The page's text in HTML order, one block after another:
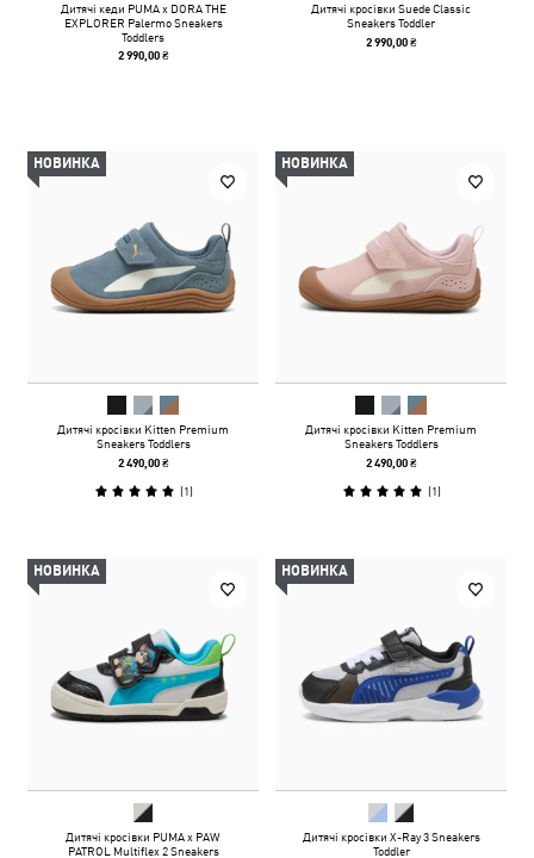
Дитячі кеди PUMA x DORA THE
EXPLORER Palermo Sneakers
Toddlers
2 990,00 ₴
Дитячі кросівки Suede Classic
Sneakers Toddler
2 990,00 ₴
НОВИНКА
Дитячі кросівки Kitten Premium
Sneakers Toddlers
2 490,00 ₴
(1)
НОВИНКА
Дитячі кросівки Kitten Premium
Sneakers Toddlers
2 490,00 ₴
(1)
НОВИНКА
Дитячі кросівки PUMA x PAW
PATROL Multiflex 2 Sneakers
НОВИНКА
Дитячі кросівки X-Ray 3 Sneakers
Toddler